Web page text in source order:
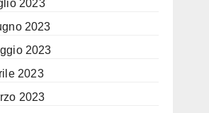
2023
2023
2023
2023
2023